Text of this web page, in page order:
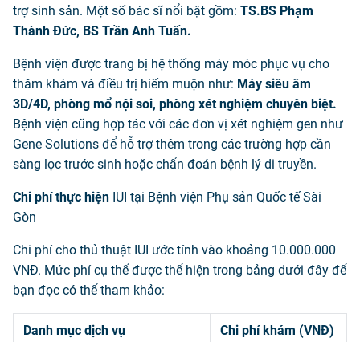
trợ sinh sản. Một số bác sĩ nổi bật gồm: TS.BS Phạm
Thành Đức, BS Trần Anh Tuấn.
Bệnh viện được trang bị hệ thống máy móc phục vụ cho
thăm khám và điều trị hiếm muộn như: Máy siêu âm
3D/4D, phòng mổ nội soi, phòng xét nghiệm chuyên biệt.
Bệnh viện cũng hợp tác với các đơn vị xét nghiệm gen như
Gene Solutions để hỗ trợ thêm trong các trường hợp cần
sàng lọc trước sinh hoặc chẩn đoán bệnh lý di truyền.
Chi phí thực hiện IUI tại Bệnh viện Phụ sản Quốc tế Sài
Gòn
Chi phí cho thủ thuật IUI ước tính vào khoảng 10.000.000
VNĐ. Mức phí cụ thể được thể hiện trong bảng dưới đây để
bạn đọc có thể tham khảo:
Danh mục dịch vụ Chi phí khám (VNĐ)